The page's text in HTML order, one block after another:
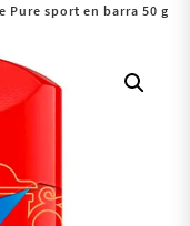
Pure sport en barra 50 g